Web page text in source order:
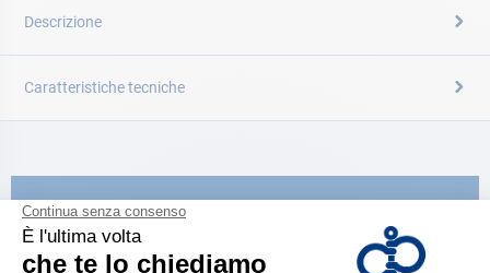
Descrizione
Caratteristiche tecniche
CATALOGARE
Scopri la